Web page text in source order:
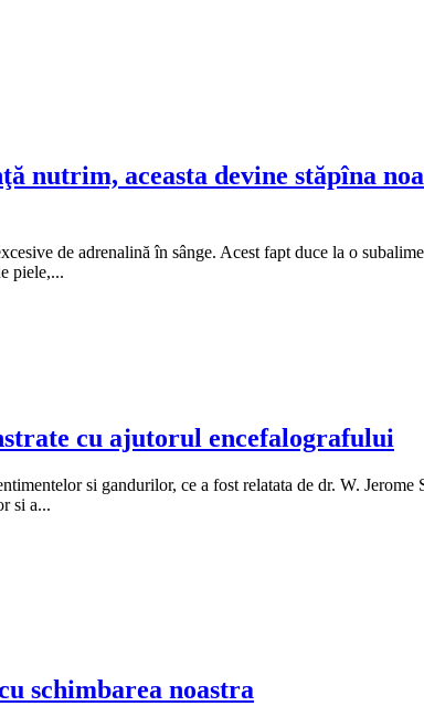
nutrim, aceasta devine stăpîna
de adrenalină în sânge. Acest fapt duce la o
piele,...
cu ajutorul encefalografului
si gandurilor, ce a fost relatata de dr. W.
si a...
schimbarea noastra